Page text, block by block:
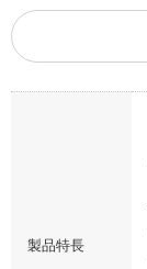
製品特長